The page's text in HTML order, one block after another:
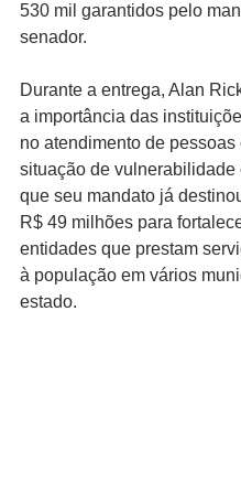
530 mil garantidos pelo
senador.
Durante a entrega, Alan
a importância das
no atendimento de pessoas
situação de vulnerabilidade
que seu mandato já
R$ 49 milhões para
entidades que prestam
à população em vários
estado.